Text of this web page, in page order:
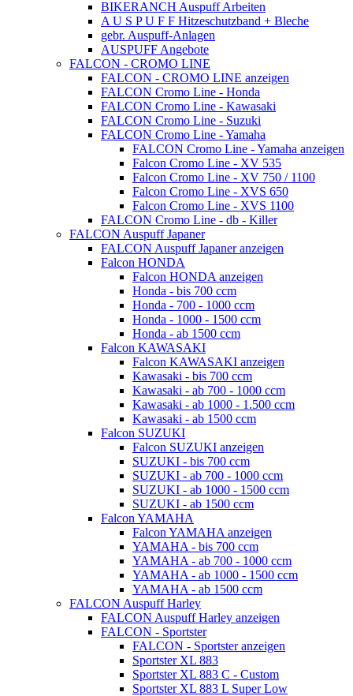
BIKERANCH Auspuff Arbeiten
A U S P U F F Hitzeschutzband + Bleche
gebr. Auspuff-Anlagen
AUSPUFF Angebote
FALCON - CROMO LINE
FALCON - CROMO LINE anzeigen
FALCON Cromo Line - Honda
FALCON Cromo Line - Kawasaki
FALCON Cromo Line - Suzuki
FALCON Cromo Line - Yamaha
FALCON Cromo Line - Yamaha anzeigen
Falcon Cromo Line - XV 535
Falcon Cromo Line - XV 750 / 1100
Falcon Cromo Line - XVS 650
Falcon Cromo Line - XVS 1100
FALCON Cromo Line - db - Killer
FALCON Auspuff Japaner
FALCON Auspuff Japaner anzeigen
Falcon HONDA
Falcon HONDA anzeigen
Honda - bis 700 ccm
Honda - 700 - 1000 ccm
Honda - 1000 - 1500 ccm
Honda - ab 1500 ccm
Falcon KAWASAKI
Falcon KAWASAKI anzeigen
Kawasaki - bis 700 ccm
Kawasaki - ab 700 - 1000 ccm
Kawasaki - ab 1000 - 1.500 ccm
Kawasaki - ab 1500 ccm
Falcon SUZUKI
Falcon SUZUKI anzeigen
SUZUKI - bis 700 ccm
SUZUKI - ab 700 - 1000 ccm
SUZUKI - ab 1000 - 1500 ccm
SUZUKI - ab 1500 ccm
Falcon YAMAHA
Falcon YAMAHA anzeigen
YAMAHA - bis 700 ccm
YAMAHA - ab 700 - 1000 ccm
YAMAHA - ab 1000 - 1500 ccm
YAMAHA - ab 1500 ccm
FALCON Auspuff Harley
FALCON Auspuff Harley anzeigen
FALCON - Sportster
FALCON - Sportster anzeigen
Sportster XL 883
Sportster XL 883 C - Custom
Sportster XL 883 L Super Low